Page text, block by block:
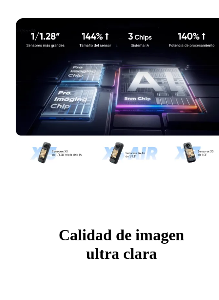
Calidad de imagen
ultra clara